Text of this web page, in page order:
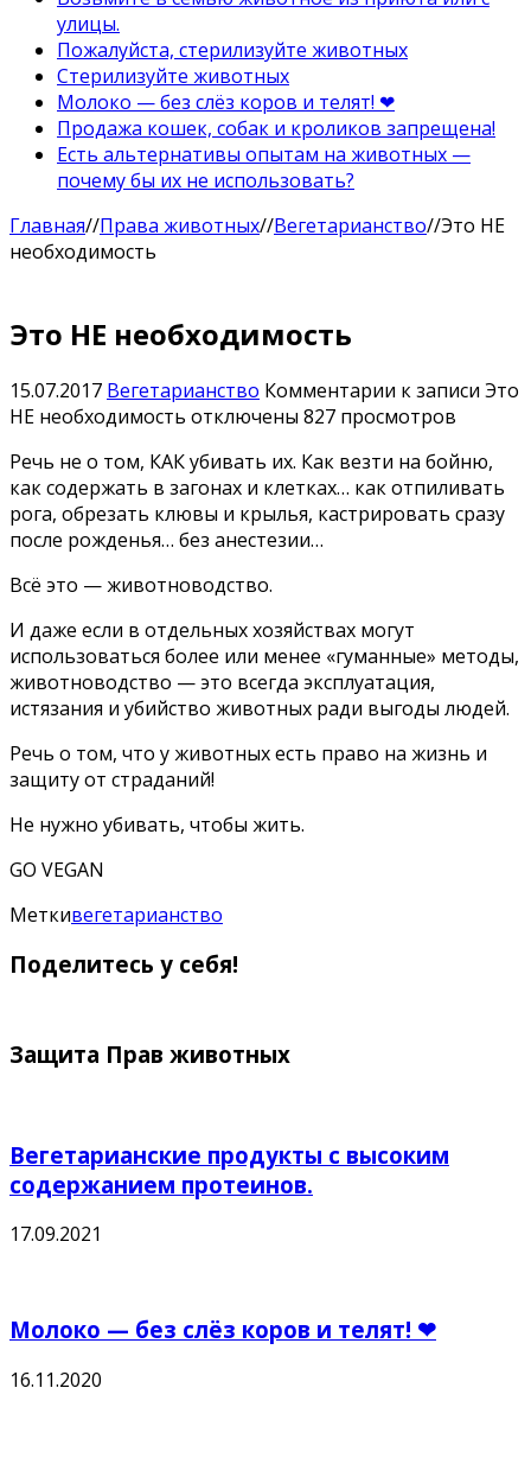
улицы.
Пожалуйста, стерилизуйте животных
Стерилизуйте животных
Молоко — без слёз коров и телят! ❤
Продажа кошек, собак и кроликов запрещена!
Есть альтернативы опытам на животных —
почему бы их не использовать?
Главная//Права животных//Вегетарианство//Это НЕ
необходимость
Это НЕ необходимость
15.07.2017 Вегетарианство Комментарии к записи Это
НЕ необходимость отключены 827 просмотров
Речь не о том, КАК убивать их. Как везти на бойню,
как содержать в загонах и клетках… как отпиливать
рога, обрезать клювы и крылья, кастрировать сразу
после рожденья… без анестезии…
Всё это — животноводство.
И даже если в отдельных хозяйствах могут
использоваться более или менее «гуманные» методы,
животноводство — это всегда эксплуатация,
истязания и убийство животных ради выгоды людей.
Речь о том, что у животных есть право на жизнь и
защиту от страданий!
Не нужно убивать, чтобы жить.
GO VEGAN
Меткивегетарианство
Поделитесь у себя!
Защита Прав животных
Вегетарианские продукты с высоким
содержанием протеинов.
17.09.2021
Молоко — без слёз коров и телят! ❤
16.11.2020